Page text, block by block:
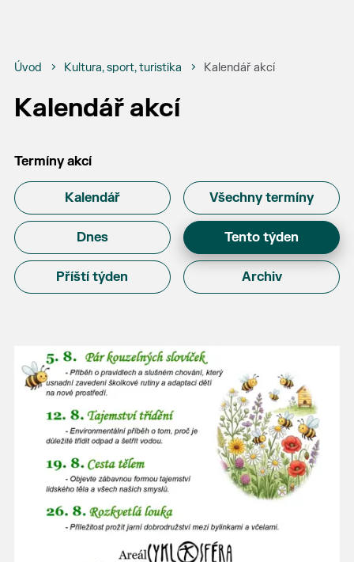
Úvod Kultura, sport, turistika Kalendář akcí
Kalendář akcí
Termíny akcí
Kalendář Všechny termíny
Dnes Tento týden
Příští týden Archiv